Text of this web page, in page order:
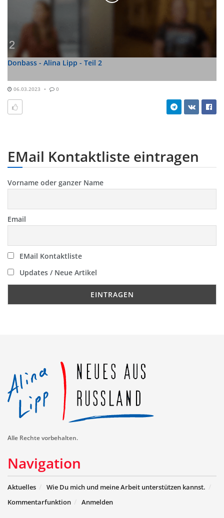
Donbass - Alina Lipp - Teil 2
06.03.2023 0
EMail Kontaktliste eintragen
Vorname oder ganzer Name
Email
EMail Kontaktliste
Updates / Neue Artikel
Alle Rechte vorbehalten.
Navigation
Aktuelles
Wie Du mich und meine Arbeit unterstützen kannst.
Kommentarfunktion
Anmelden